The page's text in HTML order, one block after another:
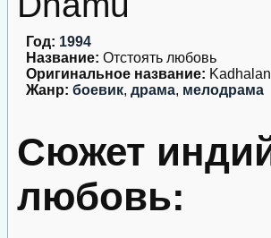
Год: 1994
Название: Отстоять любовь
Оригинальное название: Kadhalan
Жанр: боевик, драма, мелодрама
Сюжет
любовь: